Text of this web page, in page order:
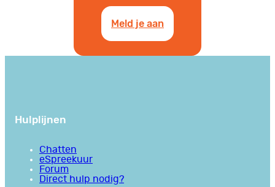
Meld je aan
Hulplijnen
Chatten
eSpreekuur
Forum
Direct hulp nodig?